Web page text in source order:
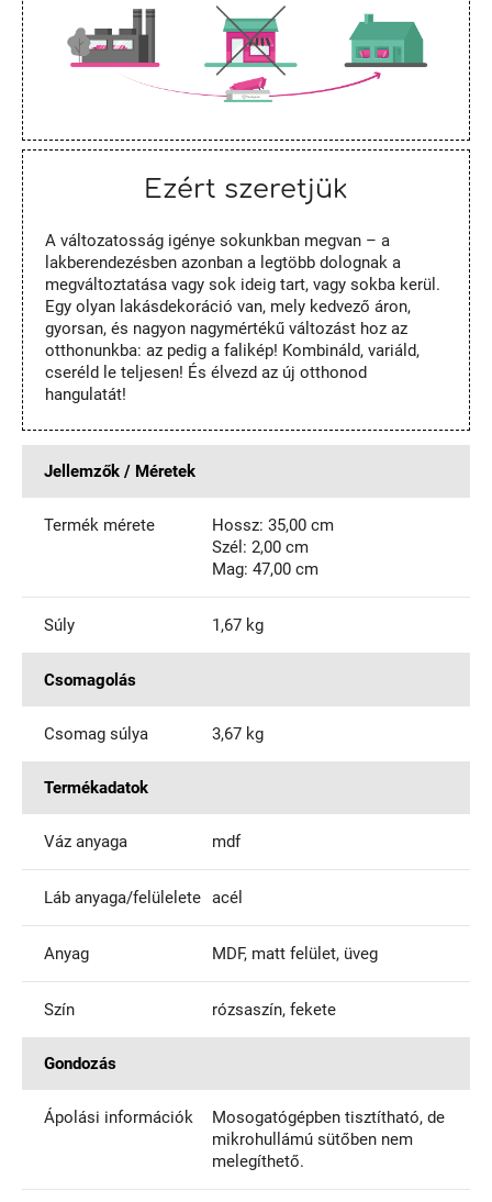
Ezért szeretjük
A változatosság igénye sokunkban megvan – a
lakberendezésben azonban a legtöbb dolognak a
megváltoztatása vagy sok ideig tart, vagy sokba kerül.
Egy olyan lakásdekoráció van, mely kedvező áron,
gyorsan, és nagyon nagymértékű változást hoz az
otthonunkba: az pedig a falikép! Kombináld, variáld,
cseréld le teljesen! És élvezd az új otthonod
hangulatát!
Jellemzők / Méretek
Termék mérete
Hossz: 35,00 cm
Szél: 2,00 cm
Mag: 47,00 cm
Súly 1,67 kg
Csomagolás
Csomag súlya 3,67 kg
Termékadatok
Váz anyaga mdf
Láb anyaga/felülelete acél
Anyag MDF, matt felület, üveg
Szín rózsaszín, fekete
Gondozás
Ápolási információk
Mosogatógépben tisztítható, de
mikrohullámú sütőben nem
melegíthető.